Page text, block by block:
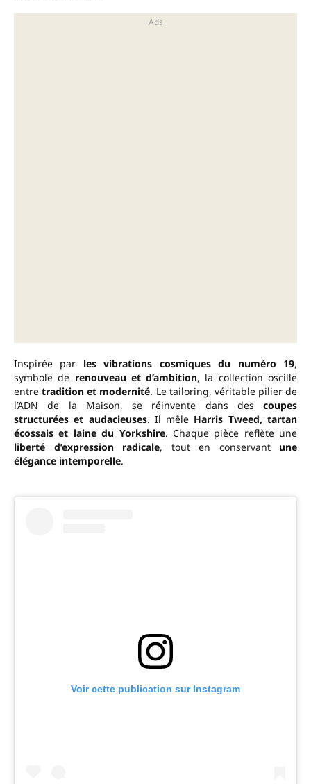
Inspirée par les vibrations cosmiques du numéro 19,
symbole de renouveau et d’ambition, la collection oscille
entretradition et modernité. Le tailoring, véritable pilier de
l’ADN de la Maison, se réinvente dans des coupes
structurées et audacieuses. Il mêle Harris Tweed, tartan
écossais et laine du Yorkshire. Chaque pièce reflète une
liberté d’expression radicale, tout en conservant une
élégance intemporelle.
Voir cette publication sur Instagram